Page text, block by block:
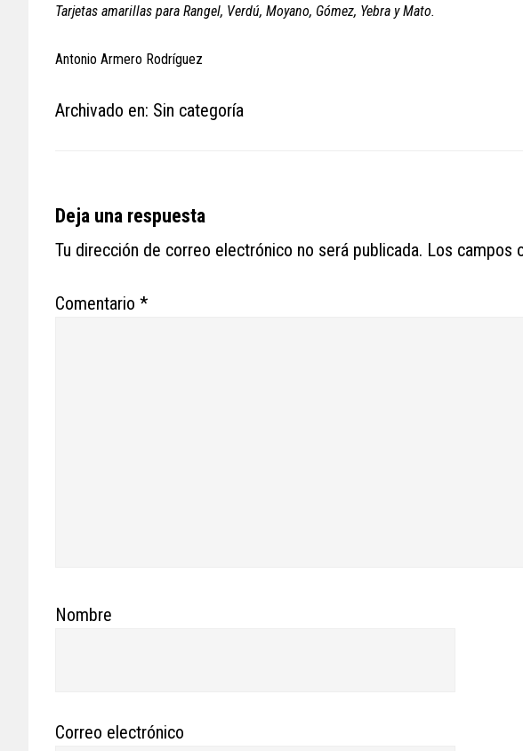
Tarjetas amarillas para Rangel, Verdú, Moyano, Gómez, Yebra y Mato.
Antonio Armero Rodríguez
Archivado en: Sin categoría
Reader
Interactions
Deja una respuesta
Tu dirección de correo electrónico no será publicada. Los campos
Comentario *
Nombre
Correo electrónico